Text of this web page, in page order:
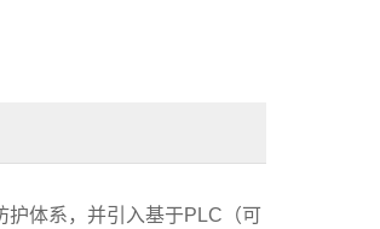
护体系，并引入基于PLC（可